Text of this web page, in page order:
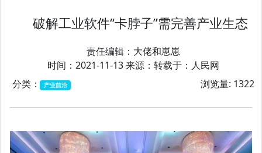
破解工业软件“卡脖子”需完善产业生态
责任编辑： 大佬和崽崽
时间：2021-11-13 来源：转载于：人民网
分类： 产业前沿 浏览量: 1322